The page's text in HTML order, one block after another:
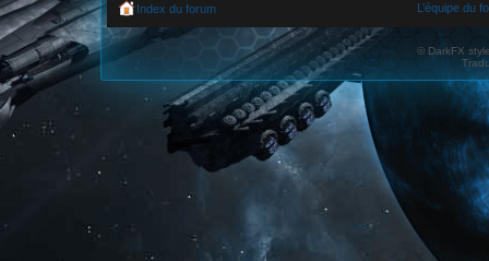
Index du forum L’équipe du
© DarkFX